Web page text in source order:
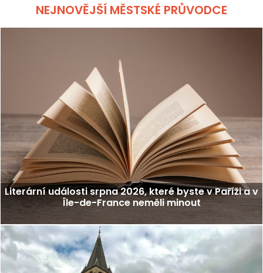
NEJNOVĚJŠÍ MĚSTSKÉ PRŮVODCE
Literární události srpna 2026, které byste v Paříži a v
Île-de-France neměli minout